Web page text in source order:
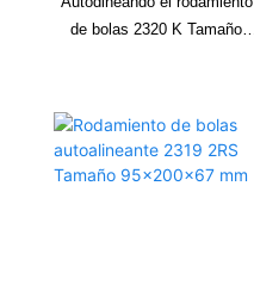
de bolas 2320 K Tamaño